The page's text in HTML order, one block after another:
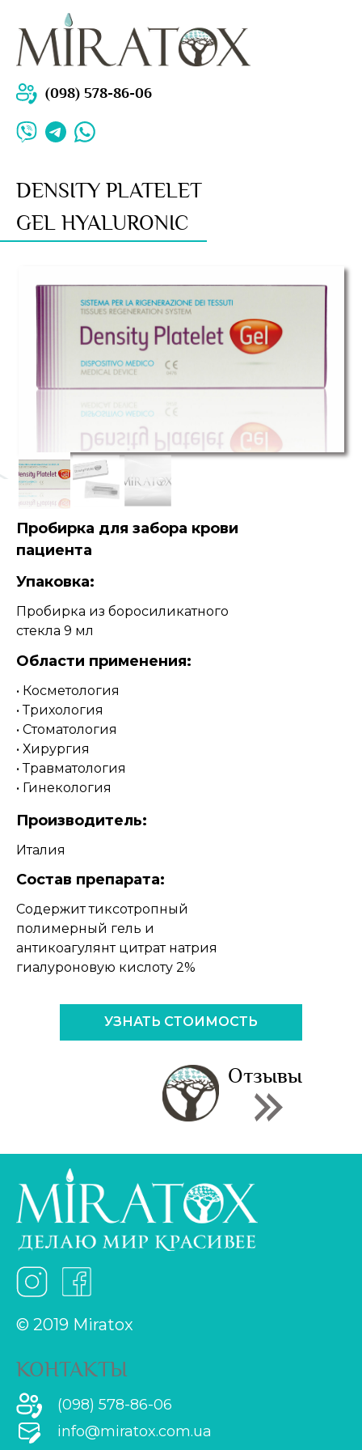
(098) 578-86-06
DENSITY PLATELET
GEL HYALURONIC
УЗНАТЬ СТОИМОСТЬ
Отзывы
Содержит тиксотропный
полимерный гель и
антикоагулянт цитрат натрия
гиалуроновую кислоту 2%
Упаковка:
Пробирка для забора крови
пациента
Италия
Состав препарата:
Области применения:
Пробирка из боросиликатного
стекла 9 мл
Производитель:
• Косметология
• Трихология
• Стоматология
• Хирургия
• Травматология
• Гинекология
© 2019 Miratox
КОНТАКТЫ
(098) 578-86-06
info@miratox.com.ua